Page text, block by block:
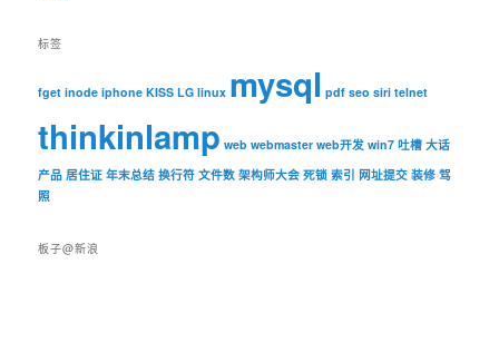
标签
fget inode iphone KISS LG linux mysql pdf seo siri telnet
thinkinlamp web webmaster web开发 win7 吐槽 大话
产品 居住证 年末总结 换行符 文件数 架构师大会 死锁 索引 网址提交 装修 驾
照
板子@新浪